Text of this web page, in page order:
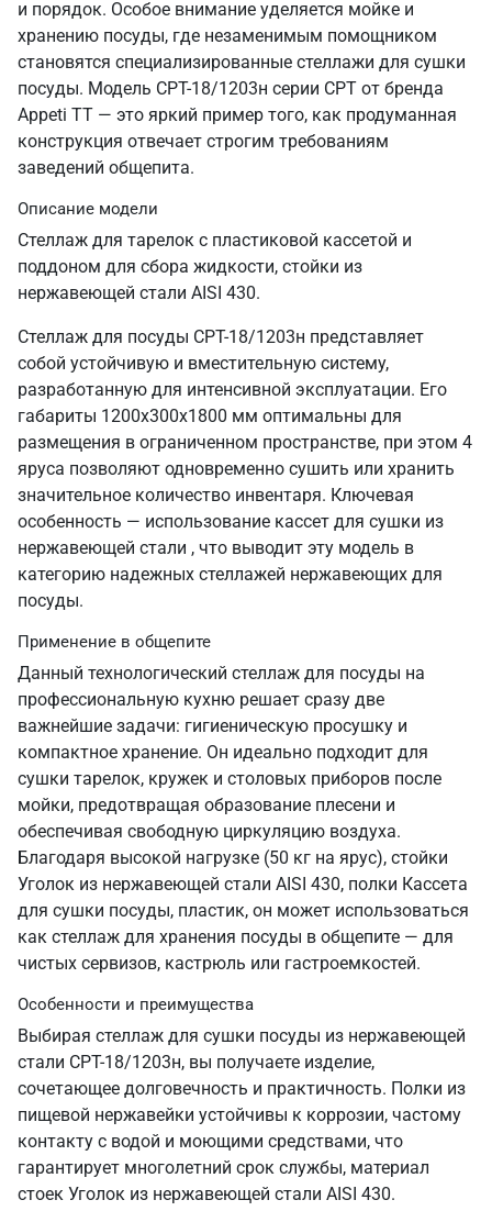
и порядок. Особое внимание уделяется мойке и
хранению посуды, где незаменимым помощником
становятся специализированные стеллажи для сушки
посуды. Модель СРТ-18/1203н серии СРТ от бренда
Appeti ТТ — это яркий пример того, как продуманная
конструкция отвечает строгим требованиям
заведений общепита.
Описание модели
Стеллаж для тарелок с пластиковой кассетой и
поддоном для сбора жидкости, стойки из
нержавеющей стали AISI 430.
Стеллаж для посуды СРТ-18/1203н представляет
собой устойчивую и вместительную систему,
разработанную для интенсивной эксплуатации. Его
габариты 1200х300х1800 мм оптимальны для
размещения в ограниченном пространстве, при этом 4
яруса позволяют одновременно сушить или хранить
значительное количество инвентаря. Ключевая
особенность — использование кассет для сушки из
нержавеющей стали , что выводит эту модель в
категорию надежных стеллажей нержавеющих для
посуды.
Применение в общепите
Данный технологический стеллаж для посуды на
профессиональную кухню решает сразу две
важнейшие задачи: гигиеническую просушку и
компактное хранение. Он идеально подходит для
сушки тарелок, кружек и столовых приборов после
мойки, предотвращая образование плесени и
обеспечивая свободную циркуляцию воздуха.
Благодаря высокой нагрузке (50 кг на ярус), стойки
Уголок из нержавеющей стали AISI 430, полки Кассета
для сушки посуды, пластик, он может использоваться
как стеллаж для хранения посуды в общепите — для
чистых сервизов, кастрюль или гастроемкостей.
Особенности и преимущества
Выбирая стеллаж для сушки посуды из нержавеющей
стали СРТ-18/1203н, вы получаете изделие,
сочетающее долговечность и практичность. Полки из
пищевой нержавейки устойчивы к коррозии, частому
контакту с водой и моющими средствами, что
гарантирует многолетний срок службы, материал
стоек Уголок из нержавеющей стали AISI 430.